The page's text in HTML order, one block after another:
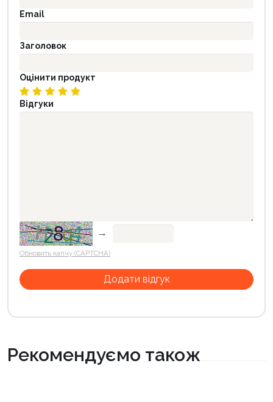
Email
Заголовок
Оцінити продукт
Відгуки
→
Обновить капчу (CAPTCHA)
Рекомендуємо також